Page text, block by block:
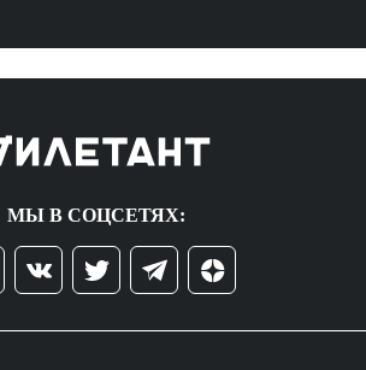
МЫ В СОЦСЕТЯХ: